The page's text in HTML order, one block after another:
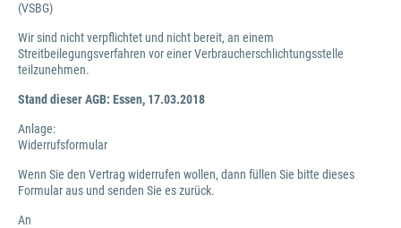
(VSBG)
Wir sind nicht verpflichtet und nicht bereit, an einem
Streitbeilegungsverfahren vor einer Verbraucherschlichtungsstelle
teilzunehmen.
Stand dieser AGB: Essen, 17.03.2018
Anlage:
Widerrufsformular
Wenn Sie den Vertrag widerrufen wollen, dann füllen Sie bitte dieses
Formular aus und senden Sie es zurück.
An